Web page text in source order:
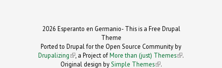
2026 Esperanto en Germanio- This is a Free Drupal
Theme
Ported to Drupal for the Open Source Community by
Drupalizing(link is external)
, a Project ofMore than (just) Themes (link is
.
Original design by Simple Themes
(link is
.